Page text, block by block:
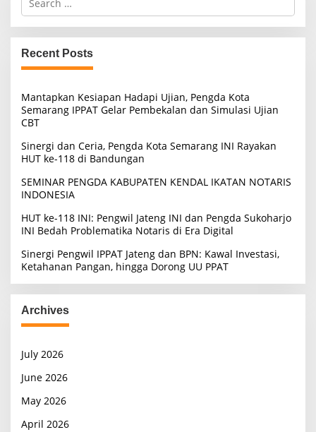
r
c
h
f
r
:
Recent Posts
Mantapkan Kesiapan Hadapi Ujian, Pengda Kota
Semarang IPPAT Gelar Pembekalan dan Simulasi Ujian
CBT
Sinergi dan Ceria, Pengda Kota Semarang INI Rayakan
HUT ke-118 di Bandungan
SEMINAR PENGDA KABUPATEN KENDAL IKATAN NOTARIS
INDONESIA
HUT ke-118 INI: Pengwil Jateng INI dan Pengda Sukoharjo
INI Bedah Problematika Notaris di Era Digital
Sinergi Pengwil IPPAT Jateng dan BPN: Kawal Investasi,
Ketahanan Pangan, hingga Dorong UU PPAT
Archives
July 2026
June 2026
May 2026
April 2026